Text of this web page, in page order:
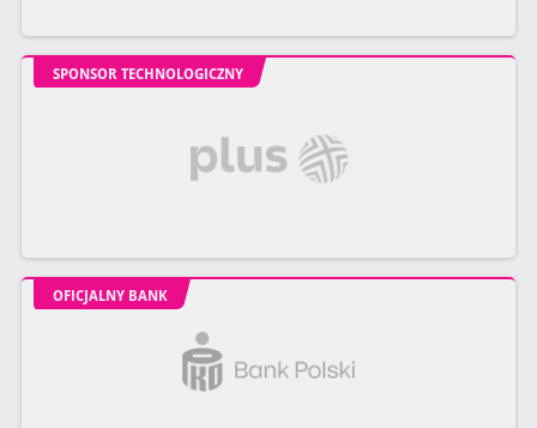
SPONSOR TECHNOLOGICZNY
OFICJALNY BANK